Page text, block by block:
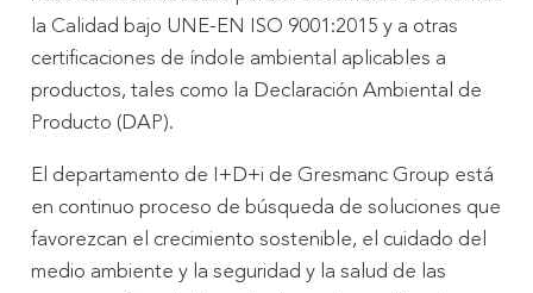
la Calidad bajo UNE-EN ISO 9001:2015 y a otras
certificaciones de índole ambiental aplicables a
productos, tales como la Declaración Ambiental de
Producto (DAP).
El departamento de I+D+i de Gresmanc Group está
en continuo proceso de búsqueda de soluciones que
favorezcan el crecimiento sostenible, el cuidado del
medio ambiente y la seguridad y la salud de las